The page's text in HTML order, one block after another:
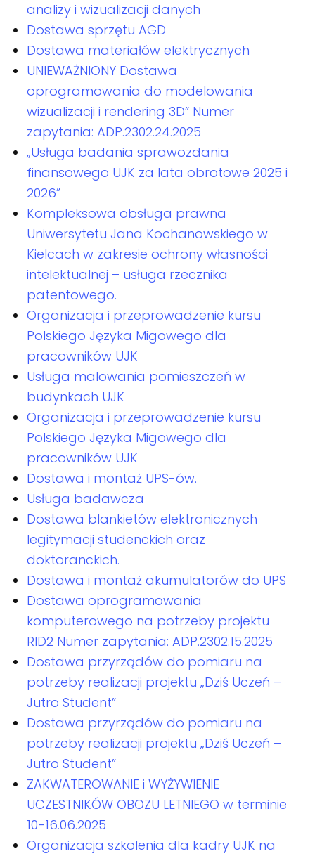
analizy i wizualizacji danych
Dostawa sprzętu AGD
Dostawa materiałów elektrycznych
UNIEWAŻNIONY Dostawa
oprogramowania do modelowania
wizualizacji i rendering 3D” Numer
zapytania: ADP.2302.24.2025
„Usługa badania sprawozdania
finansowego UJK za lata obrotowe 2025 i
2026”
Kompleksowa obsługa prawna
Uniwersytetu Jana Kochanowskiego w
Kielcach w zakresie ochrony własności
intelektualnej – usługa rzecznika
patentowego.
Organizacja i przeprowadzenie kursu
Polskiego Języka Migowego dla
pracowników UJK
Usługa malowania pomieszczeń w
budynkach UJK
Organizacja i przeprowadzenie kursu
Polskiego Języka Migowego dla
pracowników UJK
Dostawa i montaż UPS-ów.
Usługa badawcza
Dostawa blankietów elektronicznych
legitymacji studenckich oraz
doktoranckich.
Dostawa i montaż akumulatorów do UPS
Dostawa oprogramowania
komputerowego na potrzeby projektu
RID2 Numer zapytania: ADP.2302.15.2025
Dostawa przyrządów do pomiaru na
potrzeby realizacji projektu „Dziś Uczeń –
Jutro Student”
Dostawa przyrządów do pomiaru na
potrzeby realizacji projektu „Dziś Uczeń –
Jutro Student”
ZAKWATEROWANIE i WYŻYWIENIE
UCZESTNIKÓW OBOZU LETNIEGO w terminie
10-16.06.2025
Organizacja szkolenia dla kadry UJK na